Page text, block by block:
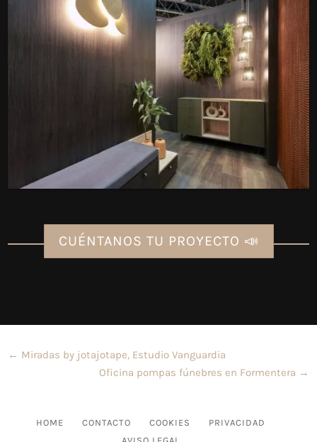
CUÉNTANOS TU PROYECTO 📣
← Miradas by jotajotape, Estudio Vanguardia
Oficina pompas fúnebres en Formentera →
HOME CONTACTO COOKIES
PRIVACIDAD
AVISO LEGAL